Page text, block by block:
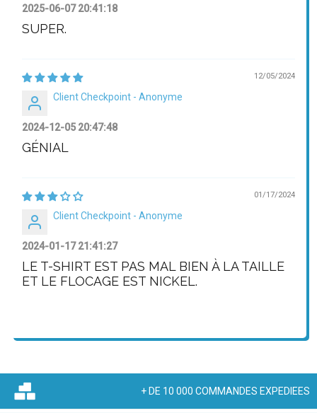
2025-06-07 20:41:18
SUPER.
12/05/2024
Client Checkpoint - Anonyme
2024-12-05 20:47:48
GÉNIAL
01/17/2024
Client Checkpoint - Anonyme
2024-01-17 21:41:27
LE T-SHIRT EST PAS MAL BIEN À LA TAILLE
ET LE FLOCAGE EST NICKEL.
+ DE 10 000 COMMANDES EXPEDIEES